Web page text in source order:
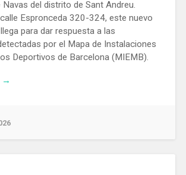
Navas del distrito de Sant Andreu.
Espronceda 320-324, este nuevo
para dar respuesta a las
por el Mapa de Instalaciones
Deportivos de Barcelona (MIEMB).
«El
Sant
→